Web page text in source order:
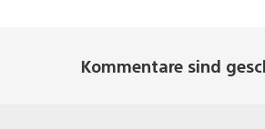
Kommentare sind